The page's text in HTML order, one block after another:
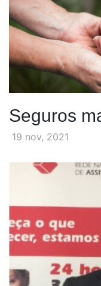
Seguros
19 nov, 2021